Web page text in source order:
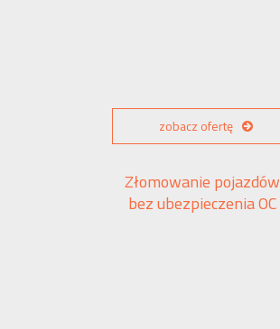
zobacz ofertę
Złomowanie pojazdów
bez ubezpieczenia OC